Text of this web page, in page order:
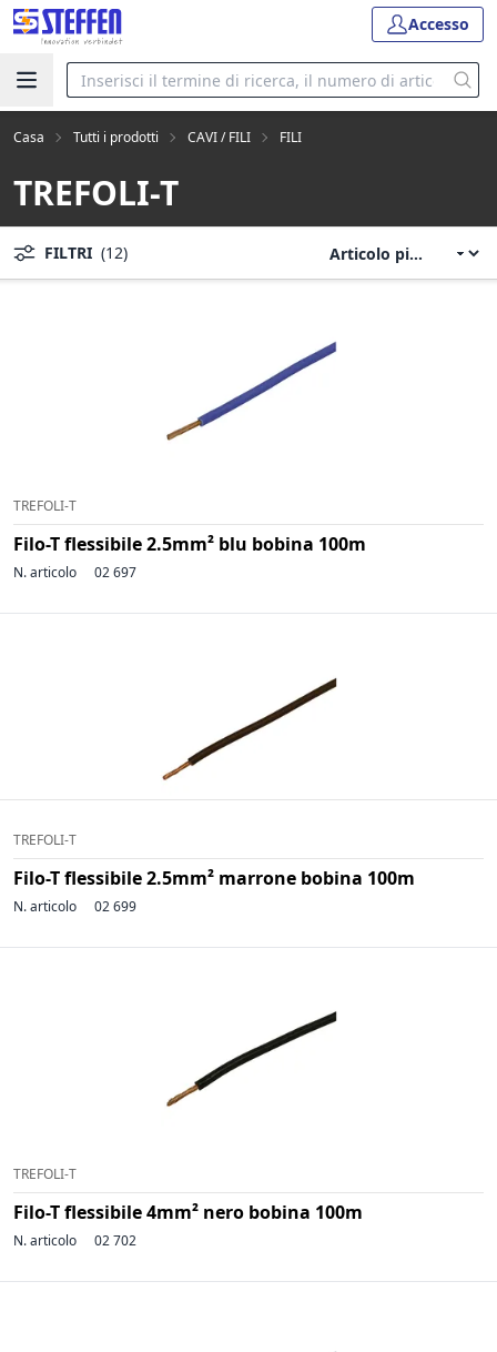
Accesso
Casa Tutti i prodotti CAVI / FILI FILI
TREFOLI-T
FILTRI (12)
TREFOLI-T
Filo-T flessibile 2.5mm² blu bobina 100m
N. articolo 02 697
TREFOLI-T
Filo-T flessibile 2.5mm² marrone bobina 100m
N. articolo 02 699
TREFOLI-T
Filo-T flessibile 4mm² nero bobina 100m
N. articolo 02 702